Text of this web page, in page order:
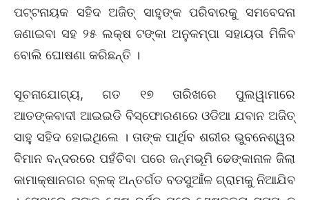
ପଟ୍ଟନାୟକ ସହିଦ ଅଜିତ୍ ସାହୁଙ୍କ ପରିବାରକୁ ସମବେଦନା
ଜଣାଇବା ସହ ୨୫ ଲକ୍ଷ ଟଙ୍କା ଅନୁକମ୍ପା ସହାୟତା ମିଳିବ
ବୋଲି ଘୋଷଣା କରିଛନ୍ତି ।
ସୂଚନାଯୋଗ୍ୟ, ଗତ ୧୭ ତାରିଖରେ ପୁଲୱାମାରେ
ଆତଙ୍କବାଦୀ ଆଇଇଡି ବିସ୍ଫୋରଣରେ ଓଡିଆ ଯବାନ ଅଜିତ୍
ସାହୁ ସହିଦ ହୋଇଥିଲେ । ତାଙ୍କ ପାର୍ଥିବ ଶରୀର ଭୁବନେଶ୍ୱର
ବିମାନ ବନ୍ଦରରେ ପହଁଚିବା ପରେ ଜନ୍ମଭୂମି ଢେଙ୍କାନାଳ ଜିଲା
କାମାକ୍ଷାନଗର ବ୍ଳକ୍ ଅନ୍ତର୍ଗତ ବଡସୁଆଁଳ ଗ୍ରାମକୁ ନିଆଯିବ